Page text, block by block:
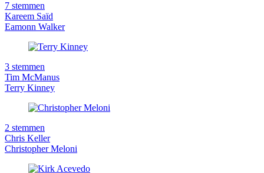
7 stemmen
Kareem Saïd
Eamonn Walker
3 stemmen
Tim McManus
Terry Kinney
2 stemmen
Chris Keller
Christopher Meloni